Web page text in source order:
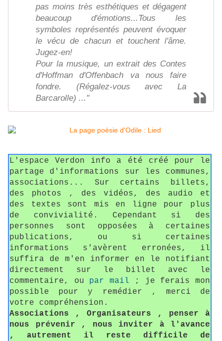
pas moins très esthétiques et dégagent
beaucoup d'émotions...Tous les
symboles représentés peuvent évoquer
le vécu de chacun et touchent l'âme.
Jugez-en!
Pour la musique, un extrait des Contes
d'Hoffman d'Offenbach va nous faire
fondre. (Régalez-vous avec La
Barcarolle) ..."
L'espace Verdon info a été créé pour le
partage d'informations sur les communes,
associations... Sur certains billets,
des photos , des vidéos, des audio et
des textes sont mis en ligne pour plus
de convivialité. Cependant si des
personnes sont opposées à certaines
publications, ou si certaines
informations s'avèrent erronées, il
suffira de m'en informer en le notifiant
directement sur le billet avec le
commentaire, ou par mail ; je ferais mon
possible pour y remédier , merci de
votre compréhension.
Associations , Organisateurs , penser à
nous prévenir , nous inviter à l'avance
, autrement il reste difficile de